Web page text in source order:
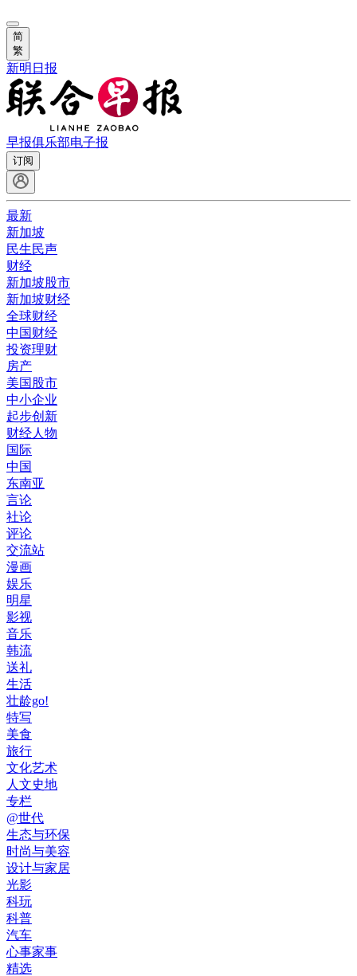
简
繁
新明日报
早报俱乐部电子报
订阅
最新
新加坡
民生民声
财经
新加坡股市
新加坡财经
全球财经
中国财经
投资理财
房产
美国股市
中小企业
起步创新
财经人物
国际
中国
东南亚
言论
社论
评论
交流站
漫画
娱乐
明星
影视
音乐
韩流
送礼
生活
壮龄go!
特写
美食
旅行
文化艺术
人文史地
专栏
@世代
生态与环保
时尚与美容
设计与家居
光影
科玩
科普
汽车
心事家事
精选